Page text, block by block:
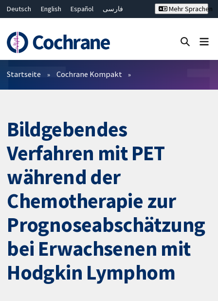
Deutsch English Español
فارسی
Bahasa Malaysia
ไทย
繁體中文
简体中文
Mehr Sprachen
Filter
Startseite Cochrane Kompakt
Bildgebendes
Verfahren mit PET
während der
Chemotherapie zur
Prognoseabschätzung
bei Erwachsenen mit
Hodgkin Lymphom